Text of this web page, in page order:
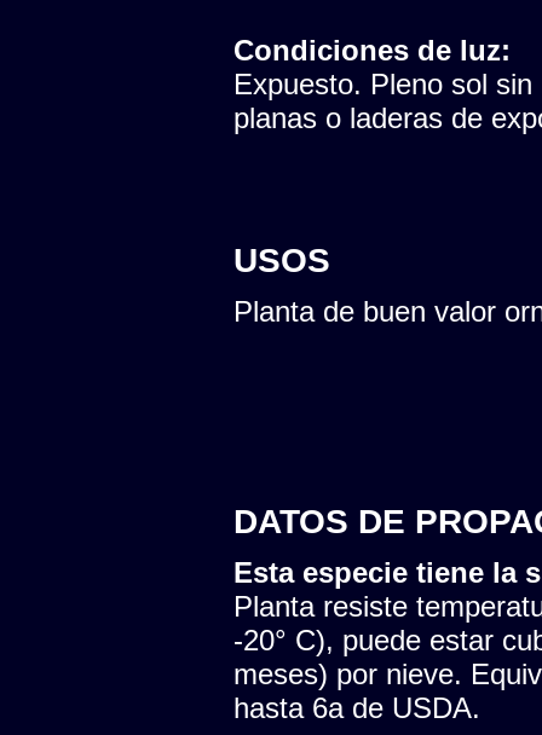
Condiciones de luz:
Expuesto. Pleno sol
planas o laderas de
USOS
Planta de buen valor
DATOS DE
Esta especie tiene la
Planta resiste
-20° C), puede estar
meses) por nieve.
hasta 6a de USDA.